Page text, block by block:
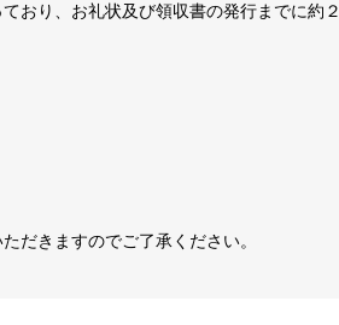
おり、お礼状及び領収書の発行までに約２
きますのでご了承ください。